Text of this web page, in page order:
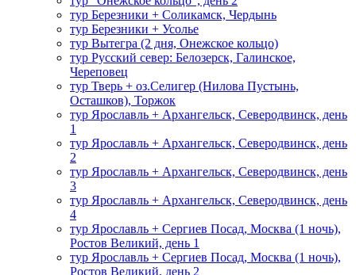
тур Березники + Соликамск, Чердынь
тур Березники + Усолье
тур Вытегра (2 дня, Онежское кольцо)
тур Русский север: Белозерск, Галинское,
Череповец
тур Тверь + оз.Селигер (Нилова Пустынь,
Осташков), Торжок
тур Ярославль + Архангельск, Северодвинск, день
1
тур Ярославль + Архангельск, Северодвинск, день
2
тур Ярославль + Архангельск, Северодвинск, день
3
тур Ярославль + Архангельск, Северодвинск, день
4
тур Ярославль + Сергиев Посад, Москва (1 ночь),
Ростов Великий, день 1
тур Ярославль + Сергиев Посад, Москва (1 ночь),
Ростов Великий, день 2